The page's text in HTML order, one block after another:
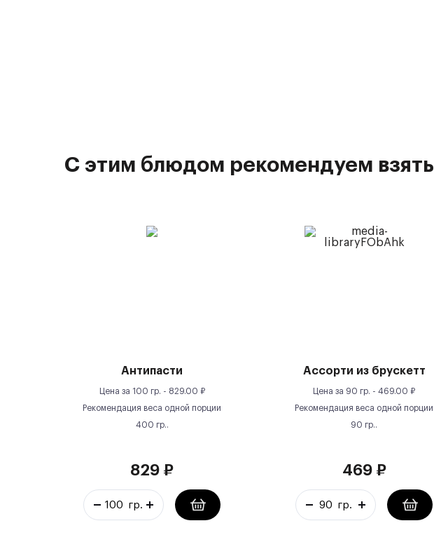
С этим блюдом рекомендуем взять
Антипасти
Цена за 100 гр. - 829.00 ₽
Рекомендация веса одной порции
400 гр..
829 ₽
Ассорти из брускетт
Цена за 90 гр. - 469.00 ₽
Рекомендация веса одной порции
90 гр..
469₽